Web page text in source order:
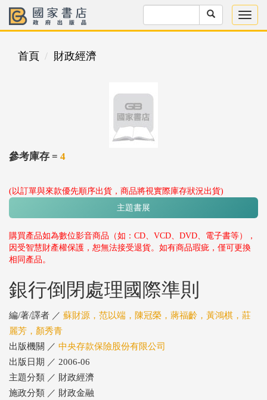
首頁 財政經濟
參考庫存 = 4
(以訂單與來款優先順序出貨，商品將視實際庫存狀況出貨)
主題書展
購買產品如為數位影音商品（如：CD、VCD、DVD、電子書等），
因受智慧財產權保護，恕無法接受退貨。如有商品瑕疵，僅可更換
相同產品。
銀行倒閉處理國際準則
編/著/譯者 ／ 蘇財源，范以端，陳冠榮，蔣福齡，黃鴻棋，莊
麗芳，顏秀青
出版機關 ／ 中央存款保險股份有限公司
出版日期 ／ 2006-06
主題分類 ／ 財政經濟
施政分類 ／ 財政金融